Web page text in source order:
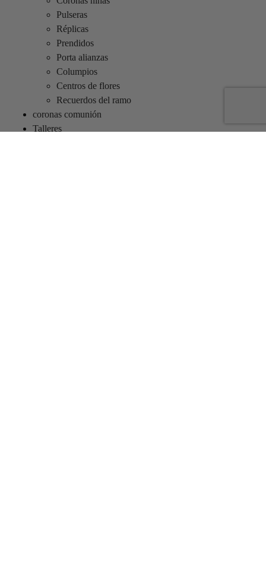
Pulseras
Réplicas
Prendidos
Porta alianzas
Columpios
Centros de flores
Recuerdos del ramo
coronas comunión
Talleres